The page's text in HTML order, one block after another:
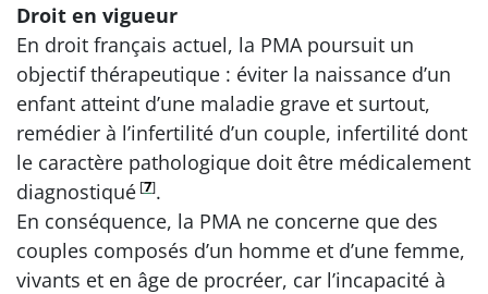
Droit en vigueur
En droit français actuel, la PMA poursuit un
objectif thérapeutique : éviter la naissance d’un
enfant atteint d’une maladie grave et surtout,
remédier à l’infertilité d’un couple, infertilité dont
le caractère pathologique doit être médicalement
diagnostiqué [7].
En conséquence, la PMA ne concerne que des
couples composés d’un homme et d’une femme,
vivants et en âge de procréer, car l’incapacité à